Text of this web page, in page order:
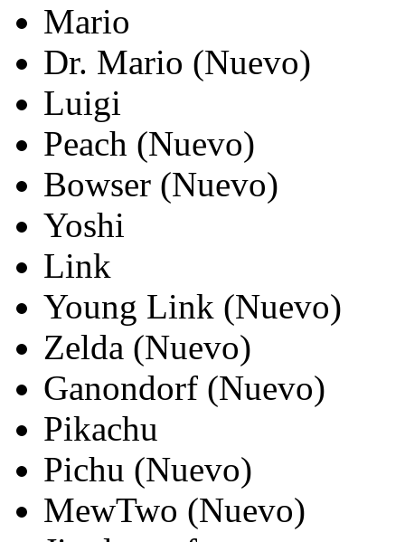
Mario
Dr. Mario (Nuevo)
Luigi
Peach (Nuevo)
Bowser (Nuevo)
Yoshi
Link
Young Link (Nuevo)
Zelda (Nuevo)
Ganondorf (Nuevo)
Pikachu
Pichu (Nuevo)
MewTwo (Nuevo)